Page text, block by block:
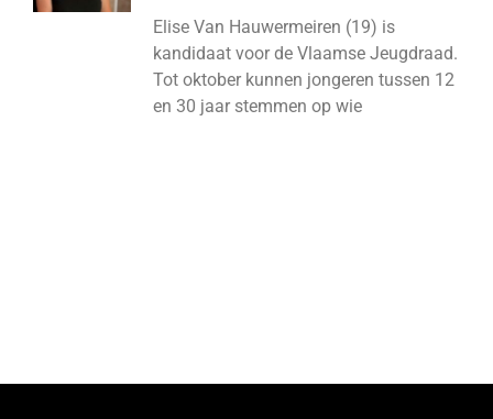
Elise Van Hauwermeiren (19) is
kandidaat voor de Vlaamse Jeugdraad.
Tot oktober kunnen jongeren tussen 12
en 30 jaar stemmen op wie